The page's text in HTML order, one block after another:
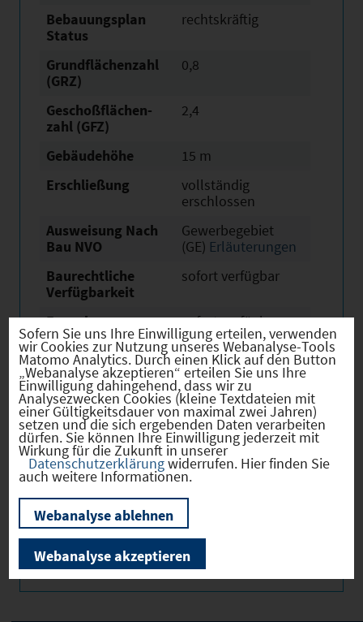
Bebauungsplan
Status
rechtskräftig
Grundflächen­zahl
(GRZ)
0,8
Geschoßflächen­
zahl (GFZ)
2,4
Gebäudehöhe
15 m
Erschließung
vollständig
erschlossen
Ausweisung Nach
Bau NVO
Gewerbegebiet
(GE) Erläuterungen
Baurechtliche
Verfügbarkeit
sofort verfügbar
Erwerb
sofort verfügbar
Eigentümer
öffentlich
Derzeitige Nutzung
Land- oder
Fortwirtschaftlich
Verkehr
Infrastruktur
Sofern Sie uns Ihre Einwilligung erteilen, verwenden
wir Cookies zur Nutzung unseres Webanalyse-Tools
Matomo Analytics. Durch einen Klick auf den Button
„Webanalyse akzeptieren“ erteilen Sie uns Ihre
Einwilligung dahingehend, dass wir zu
Analysezwecken Cookies (kleine Textdateien mit
einer Gültigkeitsdauer von maximal zwei Jahren)
setzen und die sich ergebenden Daten verarbeiten
dürfen. Sie können Ihre Einwilligung jederzeit mit
Wirkung für die Zukunft in unserer
Datenschutzerklärungwiderrufen. Hier finden Sie
auch weitere Informationen.
Webanalyse ablehnen
Webanalyse akzeptieren